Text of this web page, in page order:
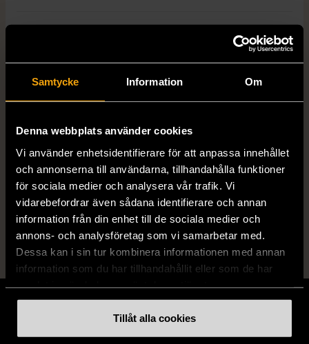
Samtycke Information Om
Denna webbplats använder cookies
Vi använder enhetsidentifierare för att anpassa innehållet
och annonserna till användarna, tillhandahålla funktioner
för sociala medier och analysera vår trafik. Vi
vidarebefordrar även sådana identifierare och annan
information från din enhet till de sociala medier och
annons- och analysföretag som vi samarbetar med.
Dessa kan i sin tur kombinera informationen med annan
information som du har tillhandahållit eller som de har
Tillåt alla cookies
Produkten är sparsamt använd, är av fin
kvalitet och ska inte ha några skador eller
förslitningar.
Läs mer om hur vi bedömer